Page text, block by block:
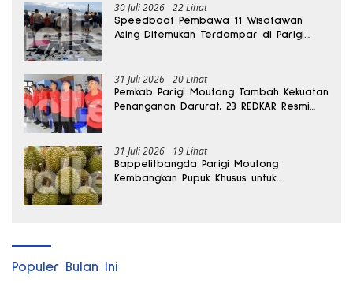
30 Juli 2026 22 Lihat
Speedboat Pembawa 11 Wisatawan
Asing Ditemukan Terdampar di Parigi
31 Juli 2026 20 Lihat
Pemkab Parigi Moutong Tambah Kekuatan
Penanganan Darurat, 23 REDKAR Resmi
31 Juli 2026 19 Lihat
Bappelitbangda Parigi Moutong
Kembangkan Pupuk Khusus untuk
Populer Bulan Ini